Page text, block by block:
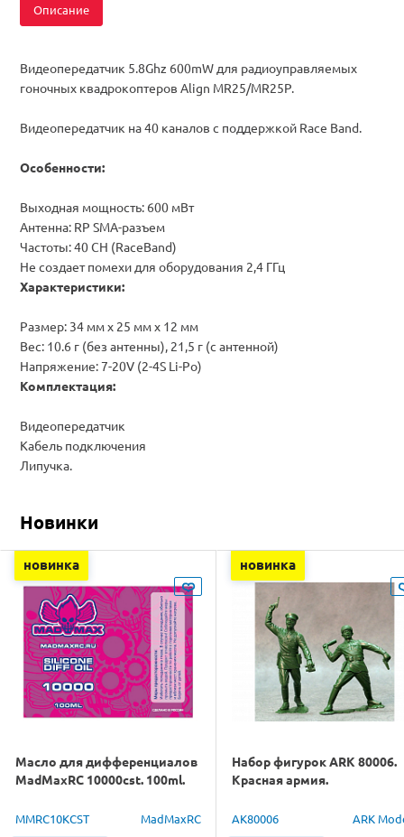
Описание
Видеопередатчик 5.8Ghz 600mW для радиоуправляемых
гоночных квадрокоптеров Align MR25/MR25P.
Видеопередатчик на 40 каналов с поддержкой Race Band.
Особенности:
Выходная мощность: 600 мВт
Антенна: RP SMA-разъем
Частоты: 40 CH (RaceBand)
Не создает помехи для оборудования 2,4 ГГц
Характеристики:
Размер: 34 мм х 25 мм х 12 мм
Вес: 10.6 г (без антенны), 21,5 г (с антенной)
Напряжение: 7-20V (2-4S Li-Po)
Комплектация:
Видеопередатчик
Кабель подключения
Липучка.
Новинки
новинка
Масло для дифференциалов
MadMaxRC 10000cst. 100ml.
MMRC10KCST MadMaxRC
новинка
Набор фигурок ARK 80006.
Красная армия.
AK80006 ARK